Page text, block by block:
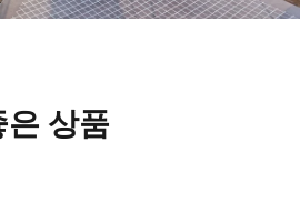
은 상품